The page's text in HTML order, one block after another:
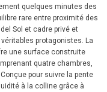
quelques minutes des
rare entre proximité des
Sol et cadre privé et
protagonistes. La
une surface construite
quatre chambres,
pour suivre la pente
à la colline grâce à